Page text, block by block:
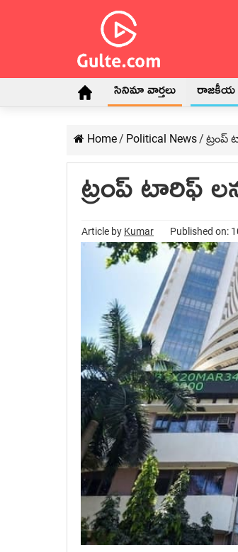
సినిమా వార్తలు రాజకీయ
Home/ Political News/ ట్రంప్
ట్రంప్ టారిఫ్
Article by Kumar Published on: